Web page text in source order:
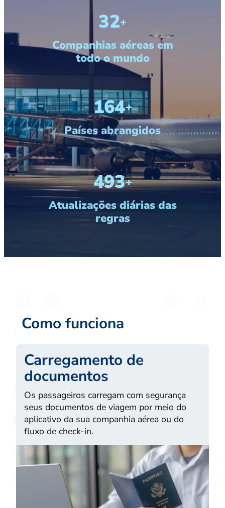
40+
Companhias aéreas em
todo o mundo
200+
Países abrangidos
600+
Atualizações diárias das
regras
Como funciona
Carregamento de
documentos
Os passageiros carregam com segurança
seus documentos de viagem por meio do
aplicativo da sua companhia aérea ou do
fluxo de check-in.